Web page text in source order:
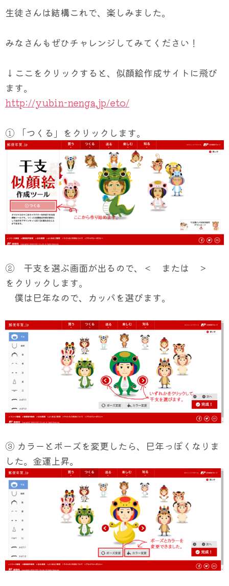
生徒さんは結構これで、楽しみました。
みなさんもぜひチャレンジしてみてください！
↓ここをクリックすると、似顔絵作成サイトに飛び
ます。
http://yubin-nenga.jp/eto/
① 「つくる」をクリックします。
② 干支を選ぶ画面が出るので、＜ または ＞
をクリックします。
僕は巳年なので、カッパを選びます。
③ カラーとポーズを変更したら、巳年っぽくなりま
した。金運上昇。